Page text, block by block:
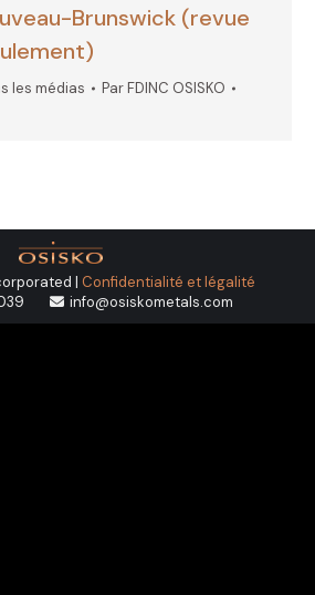
Brunswick (revue
les médias ParFDINC OSISKO
| Confidentialité et légalité
info@osiskometals.com